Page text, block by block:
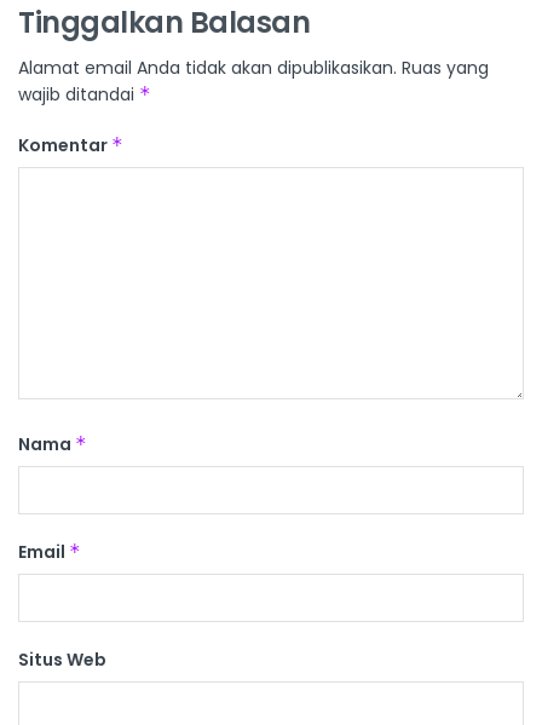
Tinggalkan Balasan
Alamat email Anda tidak akan dipublikasikan. Ruas yang
wajib ditandai *
Komentar *
Nama *
Email *
Situs Web